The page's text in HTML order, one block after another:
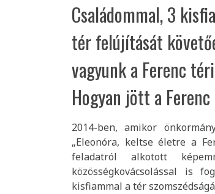
Családommal, 3
tér felújítását
vagyunk a Ferenc
Hogyan jött a
2014-ben, amikor
„Eleonóra, keltse életre a
feladatról alkotott
közösségkovácsolással is
kisfiammal a tér